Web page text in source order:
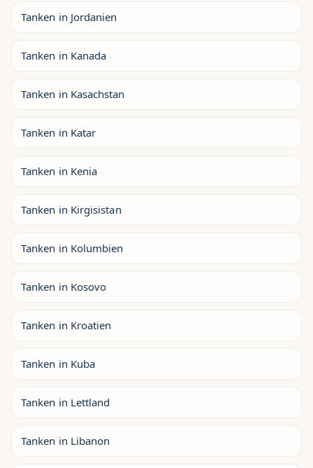
Tanken in Jordanien
Tanken in Kanada
Tanken in Kasachstan
Tanken in Katar
Tanken in Kenia
Tanken in Kirgisistan
Tanken in Kolumbien
Tanken in Kosovo
Tanken in Kroatien
Tanken in Kuba
Tanken in Lettland
Tanken in Libanon